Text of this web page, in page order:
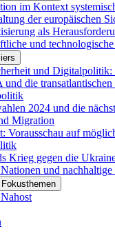
im Kontext
der europäischen
als
und
und
die
2024 und die
Migration
Vorausschau auf
Krieg gegen die
und
Fokusthemen